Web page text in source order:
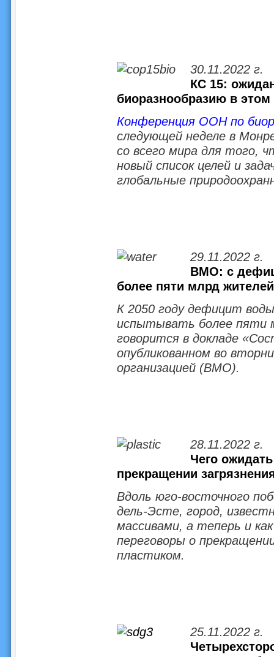
30.11.2022 г.
КС 15:
биоразнообразию в этом
Конференция ООН по
следующей неделе в
со всего мира для того,
новый список целей и
глобальные
29.11.2022 г.
ВМО: с
более пяти млрд
К 2050 году дефицит
испытывать более пяти
говорится в докладе
опубликованном во
организацией (ВМО).
28.11.2022 г.
Чего
прекращении
Вдоль юго-восточного
дель-Эсте, город,
массивами, а теперь и
переговоры о
пластиком.
25.11.2022 г.